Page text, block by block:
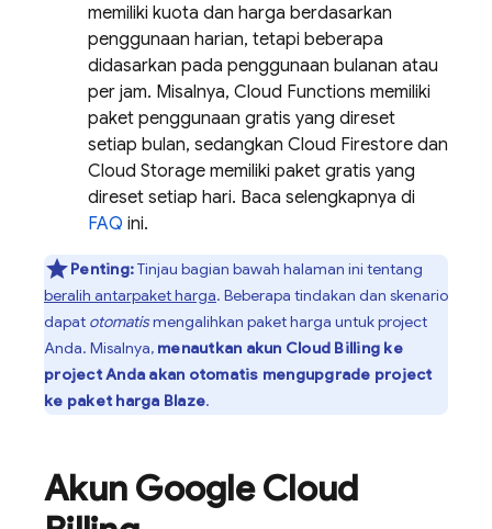
memiliki kuota dan harga berdasarkan
penggunaan harian, tetapi beberapa
didasarkan pada penggunaan bulanan atau
per jam. Misalnya, Cloud Functions memiliki
paket penggunaan gratis yang direset
setiap bulan, sedangkan Cloud Firestore dan
Cloud Storage memiliki paket gratis yang
direset setiap hari. Baca selengkapnya di
FAQ ini.
Penting:Tinjau bagian bawah halaman ini tentang
beralih antarpaket harga. Beberapa tindakan dan skenario
dapat otomatismengalihkan paket harga untuk project
Anda. Misalnya, menautkan akun Cloud Billing ke
project Anda akan otomatis mengupgrade project
ke paket harga Blaze.
Akun GoogleCloud